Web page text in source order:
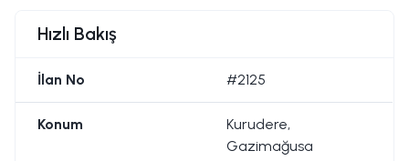
Hızlı Bakış
İlan No #2125
Konum
Kurudere,
Gazimağusa